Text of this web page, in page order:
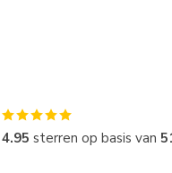
gebruik je
neusklachten zoals
of
loopneus
een neusoperatie
4.95 sterren op basis van